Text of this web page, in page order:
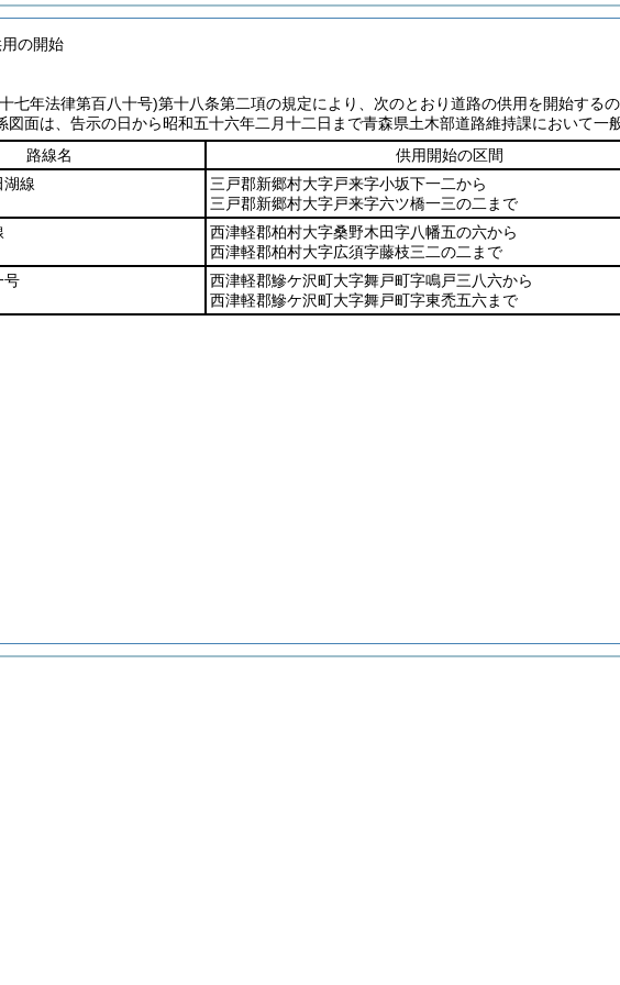
の開始
七年法律第百八十号)第十八条第二項の規定により、次のとおり道路の供用を開始する
図面は、告示の日から昭和五十六年二月十二日まで青森県土木部道路維持課において一
路線名
供用開始の区間
湖線
三戸郡新郷村大字戸来字小坂下一二から
三戸郡新郷村大字戸来字六ツ橋一三の二まで
西津軽郡柏村大字桑野木田字八幡五の六から
西津軽郡柏村大字広須字藤枝三二の二まで
号
西津軽郡鰺ケ沢町大字舞戸町字鳴戸三八六から
西津軽郡鰺ケ沢町大字舞戸町字東禿五六まで